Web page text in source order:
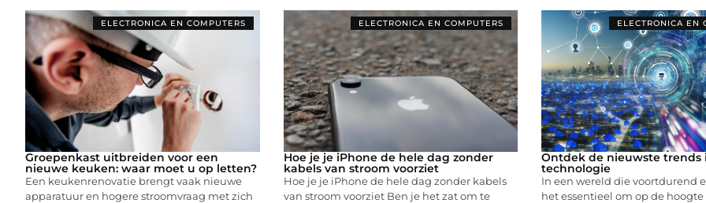
ELECTRONICA EN COMPUTERS
Groepenkast uitbreiden voor een
nieuwe keuken: waar moet u op letten?
Een keukenrenovatie brengt vaak nieuwe
apparatuur en hogere stroomvraag met zich
ELECTRONICA EN COMPUTERS
Hoe je je iPhone de hele dag zonder
kabels van stroom voorziet
Hoe je je iPhone de hele dag zonder kabels
van stroom voorziet Ben je het zat om te
ELECTRONICA EN
Ontdek de nieuwste trends
technologie
In een wereld die voortdurend
het essentieel om op de